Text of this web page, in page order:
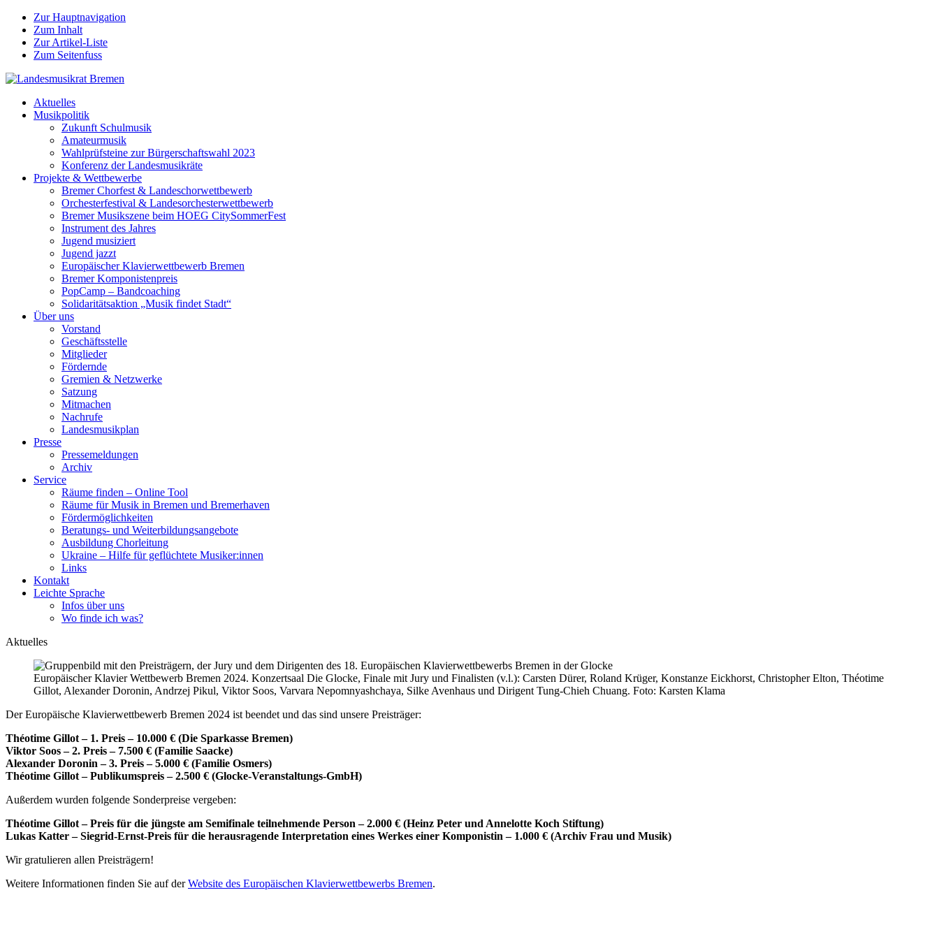
Zur Hauptnavigation
Zum Inhalt
Zur Artikel-Liste
Zum Seitenfuss
Aktuelles
Musikpolitik
Zukunft Schulmusik
Amateurmusik
Wahlprüfsteine zur Bürgerschaftswahl 2023
Konferenz der Landesmusikräte
Projekte & Wettbewerbe
Bremer Chorfest & Landeschorwettbewerb
Orchesterfestival & Landesorchesterwettbewerb
Bremer Musikszene beim HOEG CitySommerFest
Instrument des Jahres
Jugend musiziert
Jugend jazzt
Europäischer Klavierwettbewerb Bremen
Bremer Komponistenpreis
PopCamp – Bandcoaching
Solidaritätsaktion „Musik findet Stadt“
Über uns
Vorstand
Geschäftsstelle
Mitglieder
Fördernde
Gremien & Netzwerke
Satzung
Mitmachen
Nachrufe
Landesmusikplan
Presse
Pressemeldungen
Archiv
Service
Räume finden – Online Tool
Räume für Musik in Bremen und Bremerhaven
Fördermöglichkeiten
Beratungs- und Weiterbildungsangebote
Ausbildung Chorleitung
Ukraine – Hilfe für geflüchtete Musiker:innen
Links
Kontakt
Leichte Sprache
Infos über uns
Wo finde ich was?
Aktuelles
Europäischer Klavier Wettbewerb Bremen 2024. Konzertsaal Die Glocke, Finale mit Jury und Finalisten (v.l.): Carsten Dürer, Roland Krüger, Konstanze Eickhorst, Christopher Elton, Théotime
Gillot, Alexander Doronin, Andrzej Pikul, Viktor Soos, Varvara Nepomnyashchaya, Silke Avenhaus und Dirigent Tung-Chieh Chuang. Foto: Karsten Klama
Der Europäische Klavierwettbewerb Bremen 2024 ist beendet und das sind unsere Preisträger:
Théotime Gillot – 1. Preis – 10.000 € (Die Sparkasse Bremen)
Viktor Soos – 2. Preis – 7.500 € (Familie Saacke)
Alexander Doronin – 3. Preis – 5.000 € (Familie Osmers)
Théotime Gillot – Publikumspreis – 2.500 € (Glocke-Veranstaltungs-GmbH)
Außerdem wurden folgende Sonderpreise vergeben:
Théotime Gillot – Preis für die jüngste am Semifinale teilnehmende Person – 2.000 € (Heinz Peter und Annelotte Koch Stiftung)
Lukas Katter – Siegrid-Ernst-Preis für die herausragende Interpretation eines Werkes einer Komponistin – 1.000 € (Archiv Frau und Musik)
Wir gratulieren allen Preisträgern!
Weitere Informationen finden Sie auf derWebsite des Europäischen Klavierwettbewerbs Bremen.